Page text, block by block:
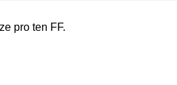
pro ten FF.